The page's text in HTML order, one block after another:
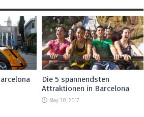
Die 5 spannendsten
Attraktionen in Barcelona
May 30, 2017